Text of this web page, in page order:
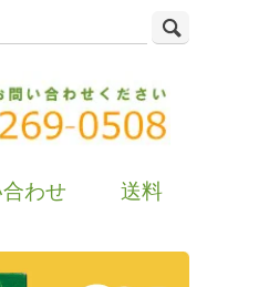
わせ 送料